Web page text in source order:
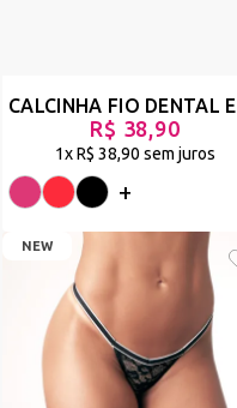
R$ 38,90
1xR$ 38,90 sem juros
+
NEW